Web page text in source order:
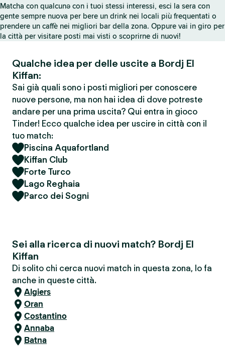
Matcha con qualcunə con i tuoi stessi interessi, esci la sera con
gente sempre nuova per bere un drink nei locali più frequentati o
prendere un caffè nei migliori bar della zona. Oppure vai in giro per
la città per visitare posti mai visti o scoprirne di nuovi!
Qualche idea per delle uscite a Bordj El
Kiffan:
Sai già quali sono i posti migliori per conoscere
nuove persone, ma non hai idea di dove potreste
andare per una prima uscita? Qui entra in gioco
Tinder! Ecco qualche idea per uscire in città con il
tuo match:
Piscina Aquafortland
Kiffan Club
Forte Turco
Lago Reghaia
Parco dei Sogni
Sei alla ricerca di nuovi match? Bordj El
Kiffan
Di solito chi cerca nuovi match in questa zona, lo fa
anche in queste città.
Algiers
Oran
Costantino
Annaba
Batna